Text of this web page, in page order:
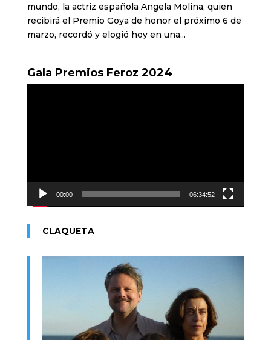
mundo, la actriz española Angela Molina, quien
recibirá el Premio Goya de honor el próximo 6 de
marzo, recordó y elogió hoy en una...
Gala Premios Feroz 2024
00:00 06:34:52
CLAQUETA